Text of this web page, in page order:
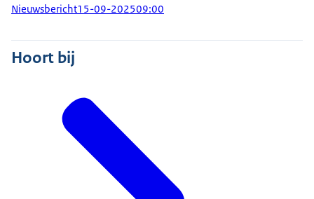
Nieuwsbericht15-09-202509:00
Hoort bij